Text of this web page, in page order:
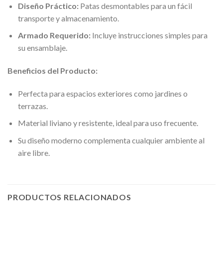
Diseño Práctico:Patas desmontables para un fácil
transporte y almacenamiento.
Armado Requerido:Incluye instrucciones simples para
su ensamblaje.
Beneficios del Producto:
Perfecta para espacios exteriores como jardines o
terrazas.
Material liviano y resistente, ideal para uso frecuente.
Su diseño moderno complementa cualquier ambiente al
aire libre.
PRODUCTOS RELACIONADOS